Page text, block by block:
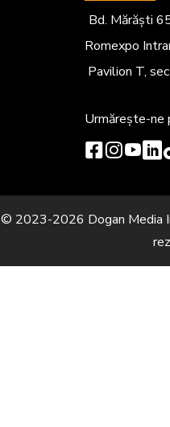
Bd. Mărăști
Romexpo
Pavilion T,
Urmărește-ne
© 2023-2026 Dogan Media